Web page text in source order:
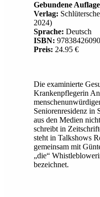
Gebundene
Verlag:
2024)
Sprache: Deutsch
ISBN:
Preis: 24.95 €
Die examinierte
Krankenpflegerin
Seniorenresidenz in
aus den Medien
schreibt in
steht in Talkshows
gemeinsam mit
„die“
bezeichnet.